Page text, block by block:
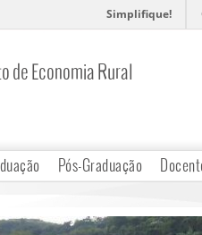
Simplifique!
de Economia Rural
Pós-Graduação